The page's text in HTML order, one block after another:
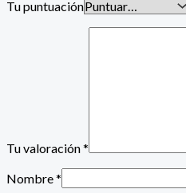
Tu puntuación
Tu valoración*
Nombre*